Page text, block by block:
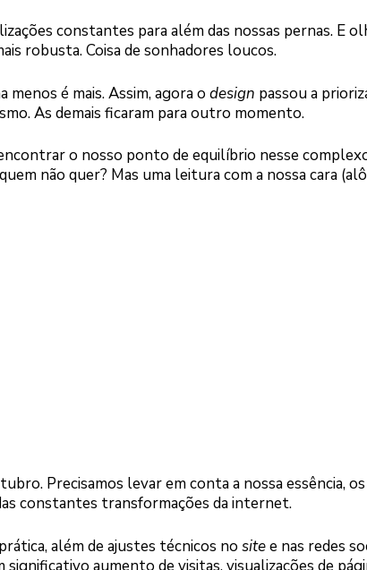
constantes para além das nossas pernas. E
robusta. Coisa de sonhadores loucos.
é mais. Assim, agora o design passou a
As demais ficaram para outro momento.
o nosso ponto de equilíbrio nesse
não quer? Mas uma leitura com a nossa cara
Precisamos levar em conta a nossa essência, os
constantes transformações da internet.
além de ajustes técnicos no sitee nas redes
aumento de visitas, visualizações de